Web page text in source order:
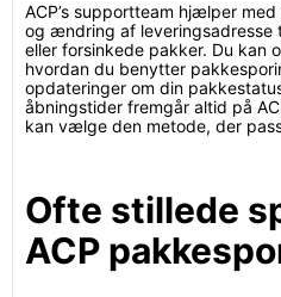
ACP’s supportteam hjælper
og ændring af leveringsadresse
eller forsinkede pakker. Du kan
hvordan du benytter
opdateringer om din
åbningstider fremgår altid på
kan vælge den metode, der
Ofte stillede
ACP